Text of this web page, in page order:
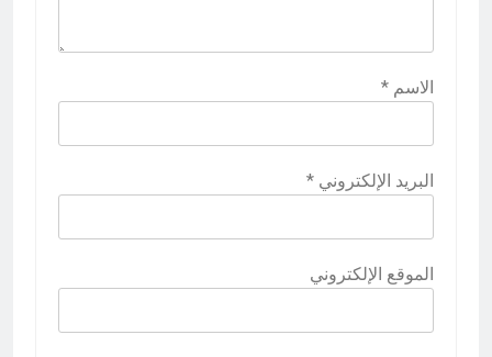
الاسم *
البريد الإلكتروني *
الموقع الإلكتروني